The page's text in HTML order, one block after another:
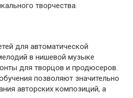
творчества.
для автоматической
в нишевой музыке
для творцов и продюсеров.
позволяют значительно
авторских композиций, а